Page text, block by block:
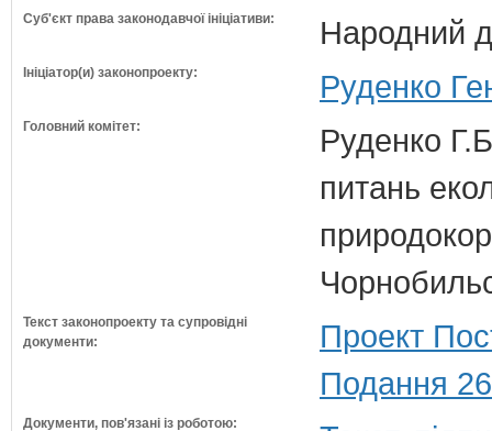
Суб'єкт права законодавчої ініціативи: Народний
Ініціатор(и) законопроекту: Руденко
Головний комітет:
Руденко
питань
Текст законопроекту та супровідні
документи:
Проект
Подання
Документи, пов'язані із роботою: